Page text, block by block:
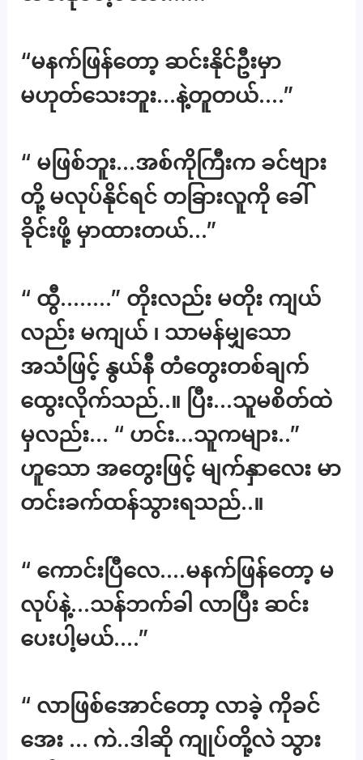
“မနက်ဖြန်တော့ ဆင်းနိုင်ဦးမှာ
မဟုတ်သေးဘူး…နဲ့တူတယ်….”
“ မဖြစ်ဘူး…အစ်ကိုကြီးက ခင်ဗျား
တို့ မလုပ်နိုင်ရင် တခြားလူကို ခေါ်
ခိုင်းဖို့ မှာထားတယ်…”
“ ထွီ……..” တိုးလည်း မတိုး ကျယ်
လည်း မကျယ် ၊ သာမန်မျှသော
အသံဖြင့် နွယ်နီ တံတွေးတစ်ချက်
ထွေးလိုက်သည်..။ ပြီး…သူမစိတ်ထဲ
မှလည်း… “ ဟင်း…သူကများ..”
ဟူသော အတွေးဖြင့် မျက်နှာလေး မာ
တင်းခက်ထန်သွားရသည်..။
“ ကောင်းပြီလေ….မနက်ဖြန်တော့ မ
လုပ်နဲ့…သန်ဘက်ခါ လာပြီး ဆင်း
ပေးပါ့မယ်….”
“ လာဖြစ်အောင်တော့ လာခဲ့ ကိုခင်
အေး … ကဲ..ဒါဆို ကျုပ်တို့လဲ သွား